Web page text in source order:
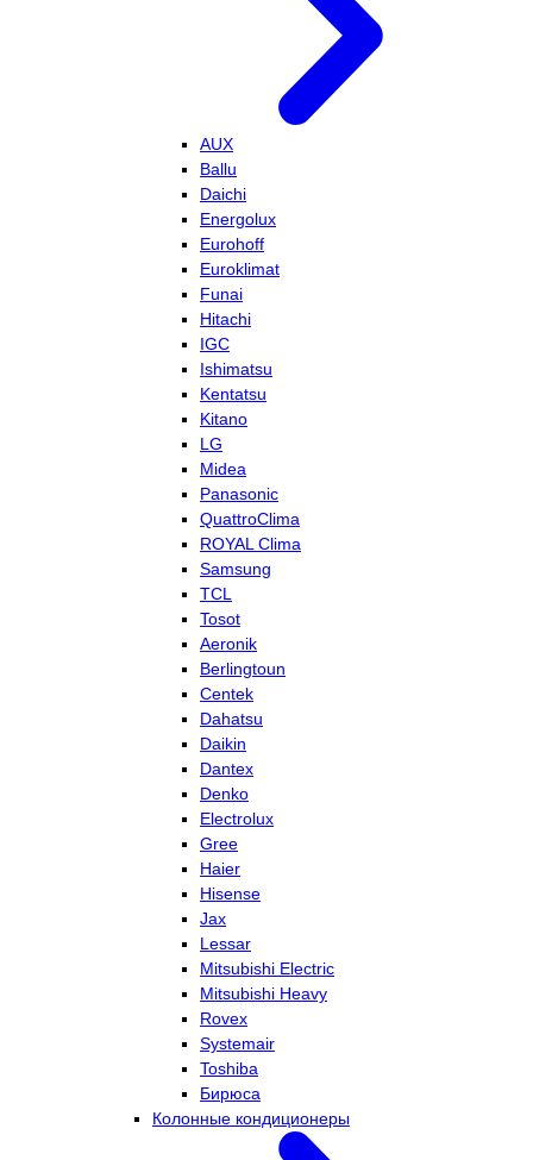
AUX
Ballu
Daichi
Energolux
Eurohoff
Euroklimat
Funai
Hitachi
IGC
Ishimatsu
Kentatsu
Kitano
LG
Midea
Panasonic
QuattroClima
ROYAL Clima
Samsung
TCL
Tosot
Aeronik
Berlingtoun
Centek
Dahatsu
Daikin
Dantex
Denko
Electrolux
Gree
Haier
Hisense
Jax
Lessar
Mitsubishi Electric
Mitsubishi Heavy
Rovex
Systemair
Toshiba
Бирюса
Колонные кондиционеры